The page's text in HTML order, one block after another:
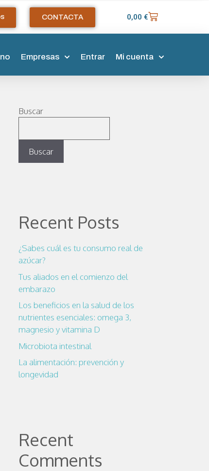
CONTACTA 0,00 €
Empresas Entrar Mi cuenta
Buscar
Buscar
Recent Posts
¿Sabes cuál es tu consumo real de
azúcar?
Tus aliados en el comienzo del
embarazo
Los beneficios en la salud de los
nutrientes esenciales: omega 3,
magnesio y vitamina D
Microbiota intestinal
La alimentación: prevención y
longevidad
Recent
Comments